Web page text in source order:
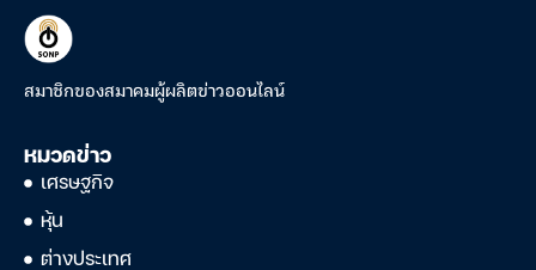
สมาชิกของสมาคมผู้ผลิตข่าวออนไลน์
หมวดข่าว
เศรษฐกิจ
หุ้น
ต่างประเทศ